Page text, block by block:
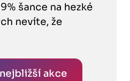
šance na hezké
nevíte, že
akce